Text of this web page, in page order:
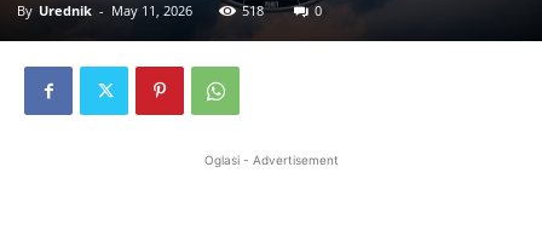
By Urednik - May 11, 2026 518 0
Oglasi - Advertisement